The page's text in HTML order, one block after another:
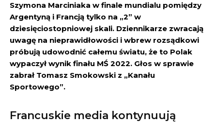
Szymona Marciniaka w finale mundialu pomiędzy
Argentyną i Francją tylko na „2” w
dziesięciostopniowej skali. Dziennikarze zwracają
uwagę na nieprawidłowości i wbrew rozsądkowi
próbują udowodnić całemu światu, że to Polak
wypaczył wynik finału MŚ 2022. Głos w sprawie
zabrał Tomasz Smokowski z „Kanału
Sportowego”.
Francuskie media kontynuują